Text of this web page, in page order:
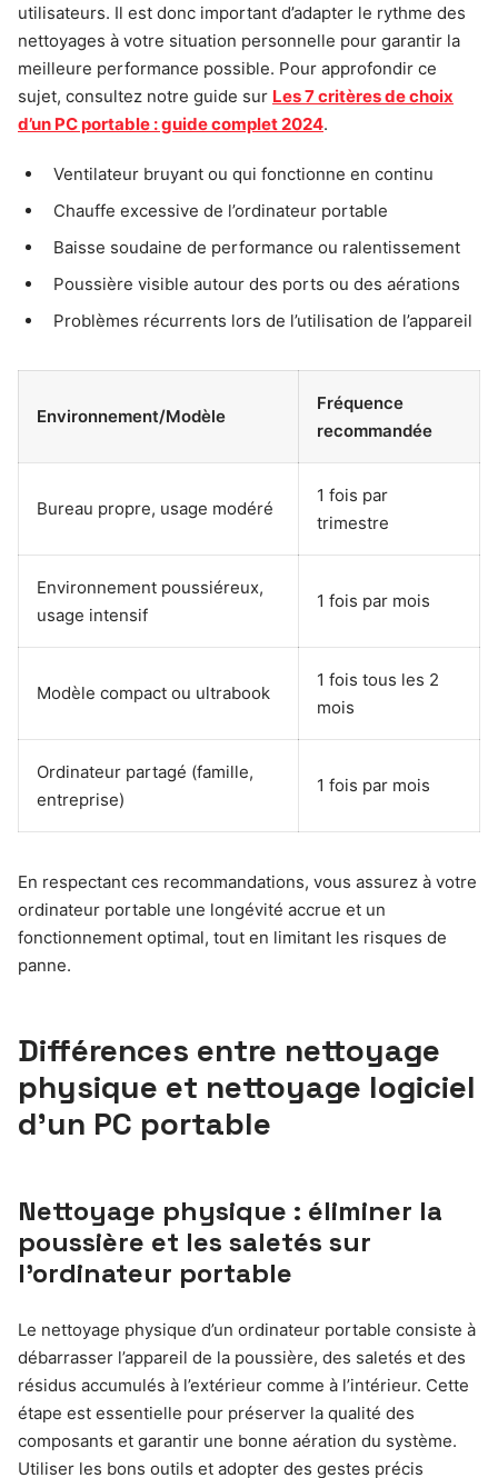
utilisateurs. Il est donc important d’adapter le rythme des
nettoyages à votre situation personnelle pour garantir la
meilleure performance possible. Pour approfondir ce
sujet, consultez notre guide sur Les 7 critères de choix
d’un PC portable : guide complet 2024.
Ventilateur bruyant ou qui fonctionne en continu
Chauffe excessive de l’ordinateur portable
Baisse soudaine de performance ou ralentissement
Poussière visible autour des ports ou des aérations
Problèmes récurrents lors de l’utilisation de l’appareil
Environnement/Modèle
Fréquence
recommandée
Bureau propre, usage modéré
1 fois par
trimestre
Environnement poussiéreux,
usage intensif
1 fois par mois
Modèle compact ou ultrabook
1 fois tous les 2
mois
Ordinateur partagé (famille,
entreprise)
1 fois par mois
En respectant ces recommandations, vous assurez à votre
ordinateur portable une longévité accrue et un
fonctionnement optimal, tout en limitant les risques de
panne.
Différences entre nettoyage
physique et nettoyage logiciel
d’un PC portable
Nettoyage physique : éliminer la
poussière et les saletés sur
l’ordinateur portable
Le nettoyage physique d’un ordinateur portable consiste à
débarrasser l’appareil de la poussière, des saletés et des
résidus accumulés à l’extérieur comme à l’intérieur. Cette
étape est essentielle pour préserver la qualité des
composants et garantir une bonne aération du système.
Utiliser les bons outils et adopter des gestes précis